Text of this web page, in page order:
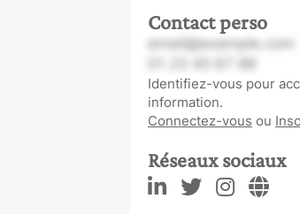
Contact perso
email@example.com
Identifiez-vous pour
information.
Connectez-vous ou
Réseaux sociaux